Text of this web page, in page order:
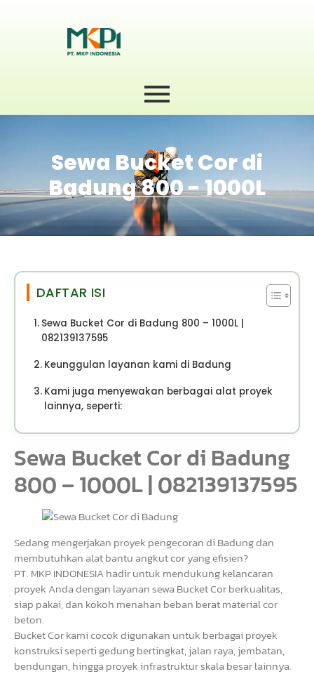
Sewa Bucket Cor di
Badung 800 - 1000L
DAFTAR ISI
Sewa Bucket Cor di Badung 800 – 1000L |
082139137595
Keunggulan layanan kami di Badung
Kami juga menyewakan berbagai alat proyek
lainnya, seperti:
Sewa Bucket Cor di Badung
800 – 1000L | 082139137595
Sedang mengerjakan proyek pengecoran di Badung dan
membutuhkan alat bantu angkut cor yang efisien?
PT. MKP INDONESIA hadir untuk mendukung kelancaran
proyek Anda dengan layanan sewa Bucket Cor berkualitas,
siap pakai, dan kokoh menahan beban berat material cor
beton.
Bucket Cor kami cocok digunakan untuk berbagai proyek
konstruksi seperti gedung bertingkat, jalan raya, jembatan,
bendungan, hingga proyek infrastruktur skala besar lainnya.